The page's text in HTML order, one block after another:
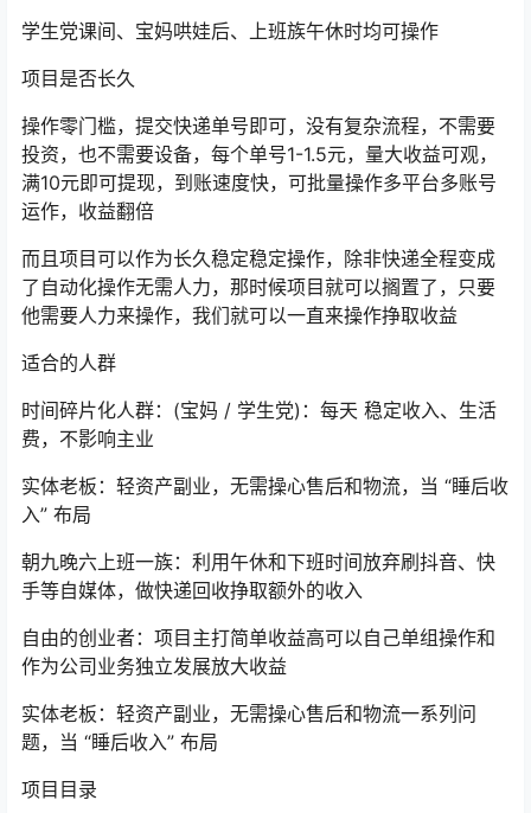
学生党课间、宝妈哄娃后、上班族午休时均可操作
项目是否长久
操作零门槛，提交快递单号即可，没有复杂流程，不需要
投资，也不需要设备，每个单号1-1.5元，量大收益可观，
满10元即可提现，到账速度快，可批量操作多平台多账号
运作，收益翻倍
而且项目可以作为长久稳定稳定操作，除非快递全程变成
了自动化操作无需人力，那时候项目就可以搁置了，只要
他需要人力来操作，我们就可以一直来操作挣取收益
适合的人群
时间碎片化人群：(宝妈 / 学生党)：每天 稳定收入、生活
费，不影响主业
实体老板：轻资产副业，无需操心售后和物流，当 “睡后收
入” 布局
朝九晚六上班一族：利用午休和下班时间放弃刷抖音、快
手等自媒体，做快递回收挣取额外的收入
自由的创业者：项目主打简单收益高可以自己单组操作和
作为公司业务独立发展放大收益
实体老板：轻资产副业，无需操心售后和物流一系列问
题，当 “睡后收入” 布局
项目目录